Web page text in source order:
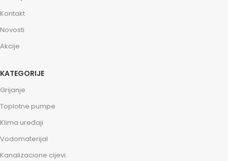
Kontakt
Novosti
Akcije
KATEGORIJE
Grijanje
Toplotne pumpe
Klima uređaji
Vodomaterijal
Kanalizacione cijevi